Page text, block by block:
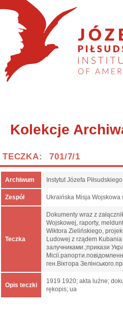
Kolekcje
TECZKA: 701/7/1
Archiwum Instytut Józefa
Zespół Ukraińska Misja Wojskowa
Teczka
Dokumenty wraz z
Wojskowej, raporty,
Wiktora Zielińskiego,
Ludowej z rządem
залучниками.;прикази
ген.Віктора
Opis teczki
1919 1920; akta luźne;
rękopis; ua